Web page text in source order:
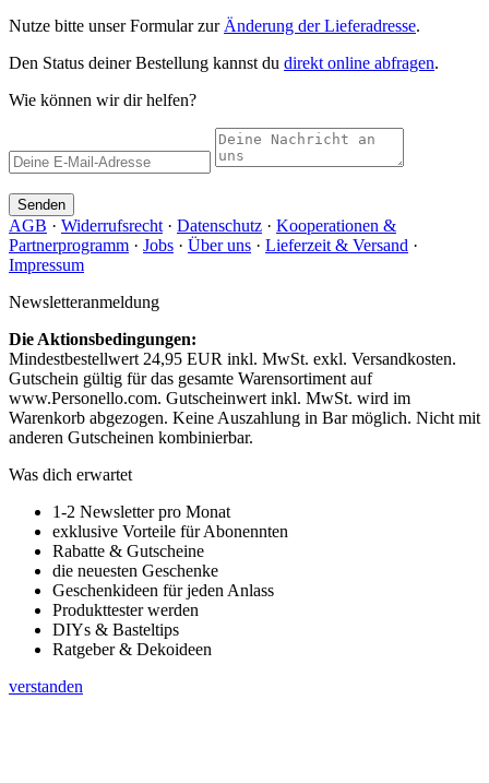
Nutze bitte unser Formular zur Änderung der Lieferadresse.
Den Status deiner Bestellung kannst du direkt online abfragen.
Wie können wir dir helfen?
Senden
AGB · Widerrufsrecht · Datenschutz · Kooperationen &
Partnerprogramm · Jobs · Über uns · Lieferzeit & Versand ·
Impressum
Newsletteranmeldung
Die Aktionsbedingungen:
Mindestbestellwert 24,95 EUR inkl. MwSt. exkl. Versandkosten.
Gutschein gültig für das gesamte Warensortiment auf
www.Personello.com. Gutscheinwert inkl. MwSt. wird im
Warenkorb abgezogen. Keine Auszahlung in Bar möglich. Nicht mit
anderen Gutscheinen kombinierbar.
Was dich erwartet
1-2 Newsletter pro Monat
exklusive Vorteile für Abonennten
Rabatte & Gutscheine
die neuesten Geschenke
Geschenkideen für jeden Anlass
Produkttester werden
DIYs & Basteltips
Ratgeber & Dekoideen
verstanden